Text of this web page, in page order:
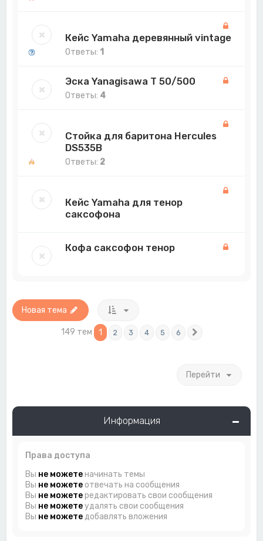
Кейс Yamaha деревянный vintage
Ответы: 1
Эска Yanagisawa T 50/500
Ответы: 4
Стойка для баритона Hercules
DS535B
Ответы: 2
Кейс Yamaha для тенор
саксофона
Кофа саксофон тенор
Новая тема
149 тем 1 2 3 4 5 6
Перейти
Информация
Права доступа
Вы не можетеначинать темы
Вы не можетеотвечать на сообщения
Вы не можетередактировать свои сообщения
Вы не можетеудалять свои сообщения
Вы не можетедобавлять вложения